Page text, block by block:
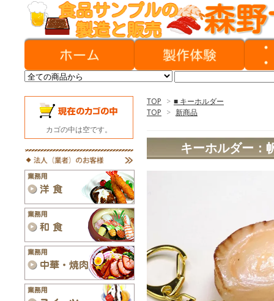
TOP > ■ キーホルダー
TOP > 新商品
キーホルダー：
カゴの中は空です。